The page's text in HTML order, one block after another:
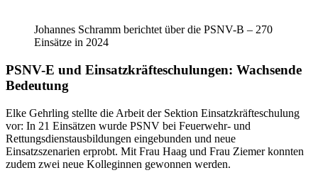
Johannes Schramm berichtet über die PSNV-B – 270
Einsätze in 2024
PSNV-E und Einsatzkräfteschulungen: Wachsende
Bedeutung
Elke Gehrling stellte die Arbeit der Sektion Einsatzkräfteschulung
vor: In 21 Einsätzen wurde PSNV bei Feuerwehr- und
Rettungsdienstausbildungen eingebunden und neue
Einsatzszenarien erprobt. Mit Frau Haag und Frau Ziemer konnten
zudem zwei neue Kolleginnen gewonnen werden.